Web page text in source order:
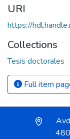
URI
https://
Collections
Tesis doctorales
Full item